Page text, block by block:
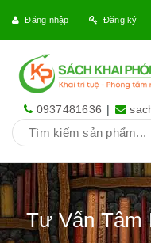
Đăng nhập Đăng ký
0937481636 |
Tư Vấn